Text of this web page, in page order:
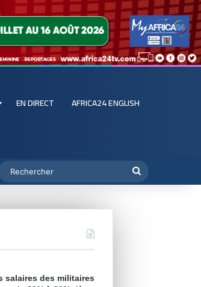
EN DIRECT AFRICA24 ENGLISH
salaires des militaires